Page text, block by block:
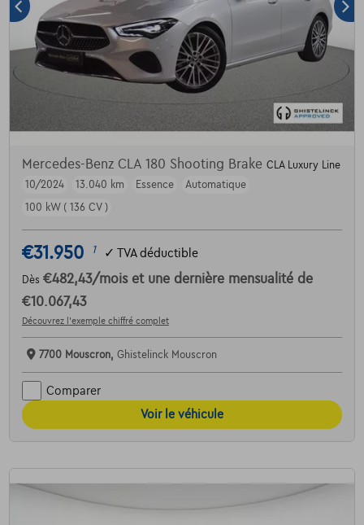
Mercedes-Benz CLA 180 Shooting Brake CLA Luxury Line
10/2024
13.040 km Essence
Automatique
100 kW ( 136 CV )
€31.950 1 ✓ TVA déductible
Dès €482,43/mois et une dernière mensualité de
€10.067,43
Découvrez l’exemple chiffré complet
7700 Mouscron, Ghistelinck Mouscron
Comparer
Voir le véhicule